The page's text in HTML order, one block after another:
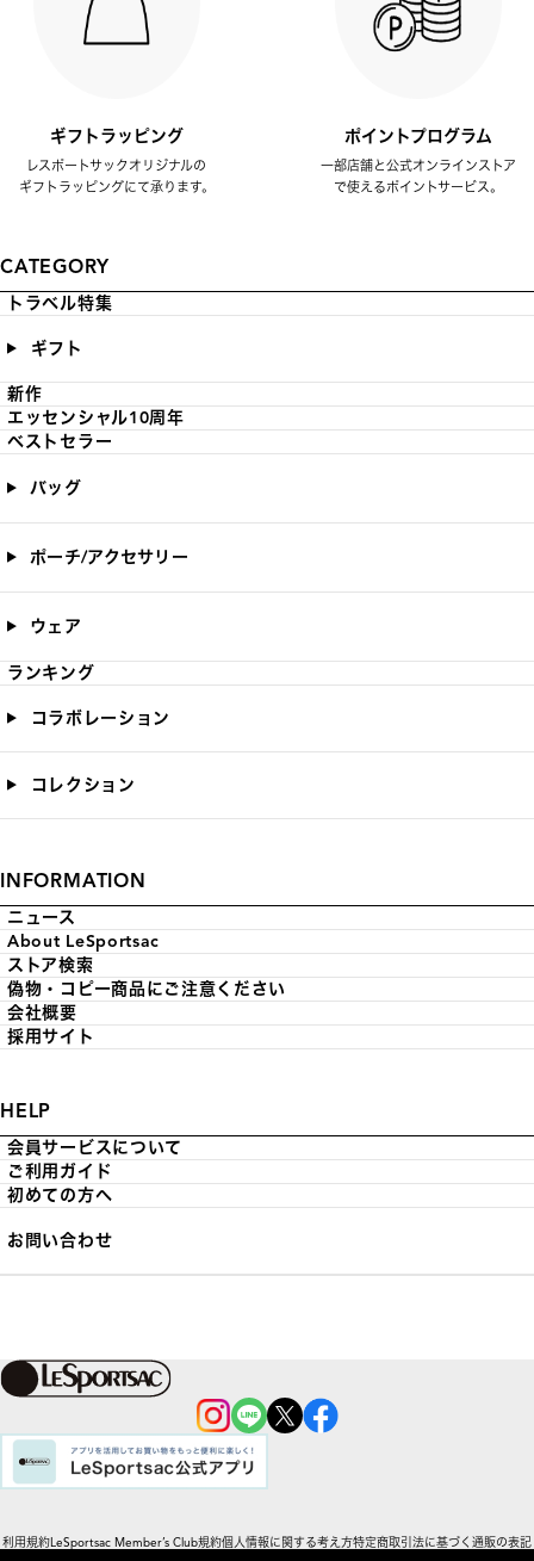
ギフトラッピング
レスポートサックオリジナルの
ギフトラッピングにて承ります。
ポイントプログラム
一部店舗と公式オンラインストア
で使えるポイントサービス。
CATEGORY
トラベル特集
ギフト
新作
エッセンシャル10周年
ベストセラー
バッグ
ポーチ/アクセサリー
ウェア
ランキング
コラボレーション
コレクション
INFORMATION
ニュース
About LeSportsac
ストア検索
偽物・コピー商品にご注意ください
会社概要
採用サイト
HELP
会員サービスについて
ご利用ガイド
初めての方へ
お問い合わせ
利用規約LeSportsac Member’s Club規約個人情報に関する考え方特定商取引法に基づく通販の表記